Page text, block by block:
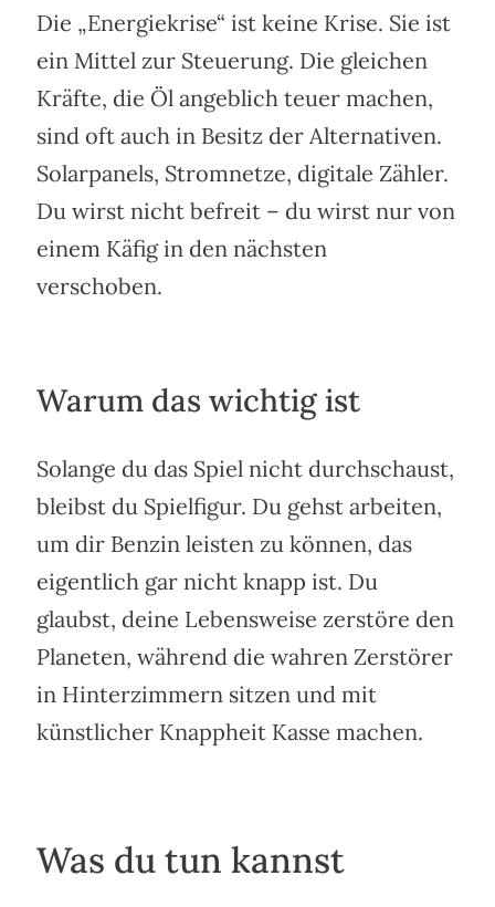
Die „Energiekrise“ ist keine Krise. Sie ist
ein Mittel zur Steuerung. Die gleichen
Kräfte, die Öl angeblich teuer machen,
sind oft auch in Besitz der Alternativen.
Solarpanels, Stromnetze, digitale Zähler.
Du wirst nicht befreit – du wirst nur von
einem Käfig in den nächsten
verschoben.
Warum das wichtig ist
Solange du das Spiel nicht durchschaust,
bleibst du Spielfigur. Du gehst arbeiten,
um dir Benzin leisten zu können, das
eigentlich gar nicht knapp ist. Du
glaubst, deine Lebensweise zerstöre den
Planeten, während die wahren Zerstörer
in Hinterzimmern sitzen und mit
künstlicher Knappheit Kasse machen.
Was du tun kannst